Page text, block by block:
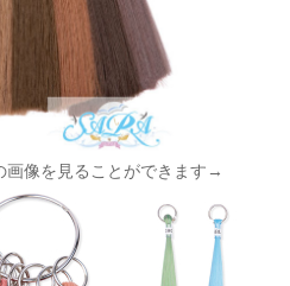
像を見ることができます→